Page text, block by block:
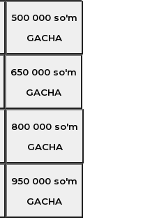
500 000 so'm
GACHA
650 000 so'm
GACHA
800 000 so'm
GACHA
950 000 so'm
GACHA